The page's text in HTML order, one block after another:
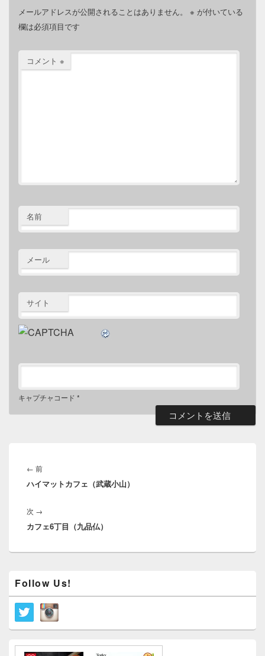
メールアドレスが公開されることはありません。 ※ が付いている
欄は必須項目です
コメント ※
名前
メール
サイト
キャプチャコード *
稿
ナ
ゲ
ー
シ
← 前前
の
ハイマットカフェ（武蔵小山）
次 →
の
稿:
カフェ6丁目（九品仏）
イ
ン
サ
ド
ー
Follow Us!